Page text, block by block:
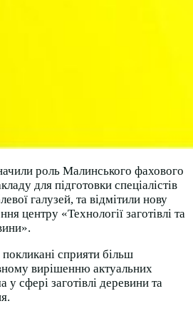
роль Малинського фахового
для підготовки спеціалістів
галузей, та відмітили нову
центру «Технології заготівлі та
сприяти більш
вирішенню актуальних
у сфері заготівлі деревини та